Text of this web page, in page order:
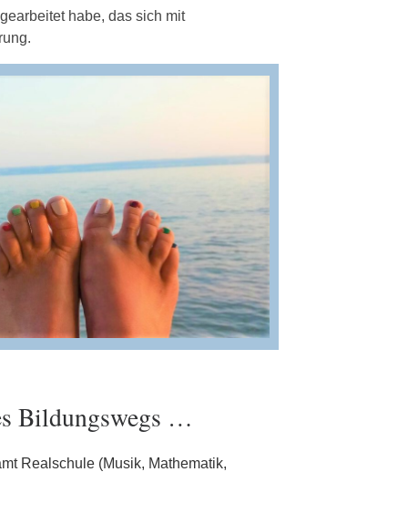
habe, das sich mit
Bildungswegs …
Realschule (Musik, Mathematik,